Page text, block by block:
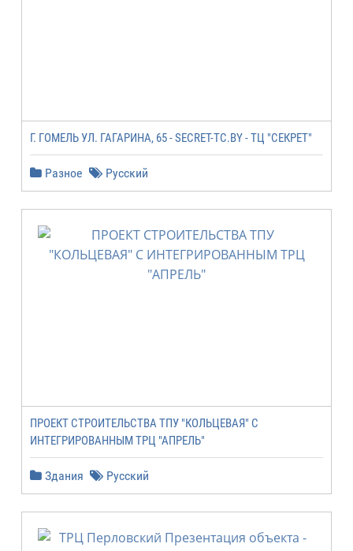
Г. ГОМЕЛЬ УЛ. ГАГАРИНА, 65 - SECRET-TC.BY - ТЦ "СЕКРЕТ"
Разное Русский
ПРОЕКТ СТРОИТЕЛЬСТВА ТПУ "КОЛЬЦЕВАЯ" С
ИНТЕГРИРОВАННЫМ ТРЦ "АПРЕЛЬ"
Здания Русский